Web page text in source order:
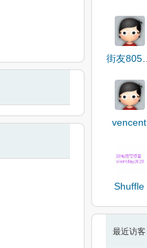
街友80503624
vencent
Shuffle
最近访客